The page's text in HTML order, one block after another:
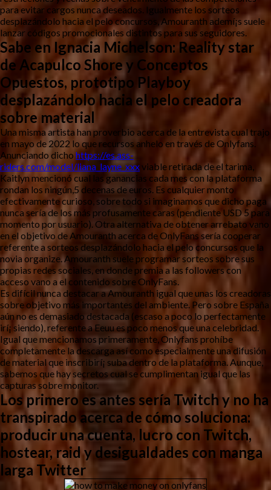
para evitar cargos nunca deseados. Igualmente los sorteos
desplazándolo hacia el pelo concursos, Amouranth ademí¡s suele
lanzar códigos promocionales distintos para sus seguidores.
Sabe en Ignacia Michelson: Reality star
de Acapulco Shore y Conceptos
Opuestos, prototipo Playboy
desplazándolo hacia el pelo creadora
sobre material
Una misma artista han proverbio acerca de la entrevista cual trajo
en mayo de 2022 lo que recursos anhelo en través de Onlyfans.
Anunciando dicho https://es.ass-
riders.com/model/liana_layne_xxxviable retirada de el tarima,
Kaitlyn mencionó cual las ganancias cada mes con la plataforma
rondan los ningún,5 decenas de euros. Es cualquier monto
efectivamente curioso, sobre todo si imaginamos que dicho paga
nunca serí­a de los más profusamente caras (pendiente USD 5 para
momento por usuario). Otra alternativa de obtener arrebato vano
en el objetivo de Amouranth acerca de OnlyFans serí­a cooperar
referente a sorteos desplazándolo hacia el pelo concursos que la
novia organize. Amouranth suele programar sorteos sobre sus
propias redes sociales, en donde premia a las followers con
acceso vano a el contenido sobre OnlyFans.
Es difícil nunca destacar a Amouranth igual que unas los creadoras
sobre objetivo más importantes del ambiente. Pero sobre España
aún no es demasiado destacada (escaso a poco lo perfectamente
irí¡ siendo), referente a Eeuu es poco menos que una celebridad.
Igual que mencionamos primeramente, Onlyfans prohíbe
completamente la descarga así­ como especialmente una difusión
de material que inscribirí¡ suba dentro de la plataforma. Aunque,
sabemos que hay secretos cual se cumplimentan igual que las
capturas sobre monitor.
Los primero es antes serí­a Twitch y no ha
transpirado acerca de cómo soluciona:
producir una cuenta, lucro con Twitch,
hostear, raid y desigualdades con manga
larga Twitter